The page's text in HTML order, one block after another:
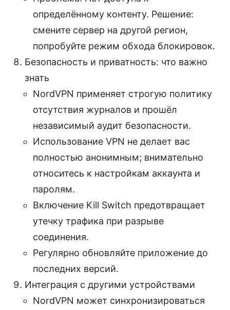
определённому контенту. Решение:
смените сервер на другой регион,
попробуйте режим обхода блокировок.
Безопасность и приватность: что важно
знать
NordVPN применяет строгую политику
отсутствия журналов и прошёл
независимый аудит безопасности.
Использование VPN не делает вас
полностью анонимным; внимательно
относитесь к настройкам аккаунта и
паролям.
Включение Kill Switch предотвращает
утечку трафика при разрыве
соединения.
Регулярно обновляйте приложение до
последних версий.
Интеграция с другими устройствами
NordVPN может синхронизироваться